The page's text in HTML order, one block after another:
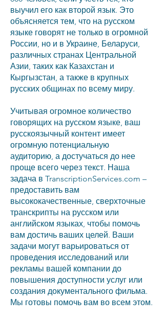
выучил его как второй язык. Это
объясняется тем, что на русском
языке говорят не только в огромной
России, но и в Украине, Беларуси,
различных странах Центральной
Азии, таких как Казахстан и
Кыргызстан, а также в крупных
русских общинах по всему миру.
Учитывая огромное количество
говорящих на русском языке, ваш
русскоязычный контент имеет
огромную потенциальную
аудиторию, а достучаться до нее
проще всего через текст. Наша
задача в TranscriptionServices.com –
предоставить вам
высококачественные, сверхточные
транскрипты на русском или
английском языках, чтобы помочь
вам достичь ваших целей. Ваши
задачи могут варьироваться от
проведения исследований или
рекламы вашей компании до
повышения доступности услуг или
создания документального фильма.
Мы готовы помочь вам во всем этом.